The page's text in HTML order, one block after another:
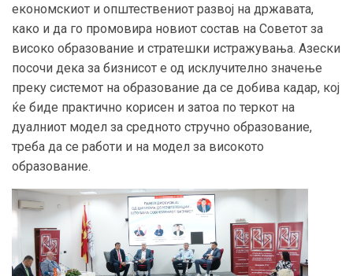
економскиот и општествениот развој на државата,
како и да го промовира новиот состав на Советот за
високо образование и стратешки истражувања. Азески
посочи дека за бизнисот е од исклучително значење
преку системот на образование да се добива кадар, кој
ќе биде практично корисен и затоа по теркот на
дуалниот модел за средното стручно образование,
треба да се работи и на модел за високото
образование.